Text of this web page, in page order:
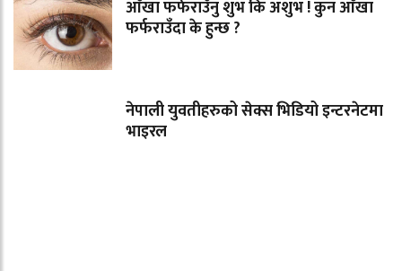
आँखा फर्फराउँनु शुभ कि अशुभ ! कुन आँखा
फर्फराउँदा के हुन्छ ?
नेपाली युवतीहरुको सेक्स भिडियो इन्टरनेटमा
भाइरल